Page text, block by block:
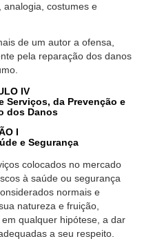
costumes e
de um autor a ofensa,
pela reparação dos danos
IV
Serviços, da Prevenção e
dos Danos
I
e Segurança
colocados no mercado
à saúde ou segurança
normais e
natureza e fruição,
qualquer hipótese, a dar
a seu respeito.